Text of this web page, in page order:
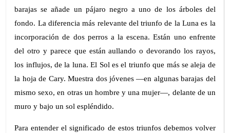
barajas se añade un pájaro negro a uno de los árboles del
fondo. La diferencia más relevante del triunfo de la Luna es la
incorporación de dos perros a la escena. Están uno enfrente
del otro y parece que están aullando o devorando los rayos,
los influjos, de la luna. El Sol es el triunfo que más se aleja de
la hoja de Cary. Muestra dos jóvenes —en algunas barajas del
mismo sexo, en otras un hombre y una mujer—, delante de un
muro y bajo un sol espléndido.
Para entender el significado de estos triunfos debemos volver